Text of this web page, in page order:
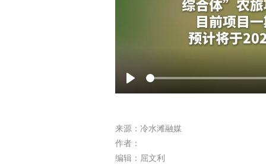
Play
来源：冷水滩融媒
作者：
编辑：屈文利